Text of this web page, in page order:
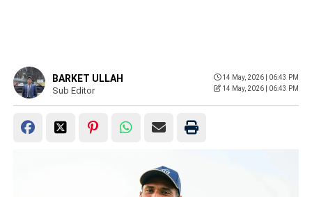
BARKET ULLAH
Sub Editor
14 May, 2026 | 06:43 PM
14 May, 2026 | 06:43 PM